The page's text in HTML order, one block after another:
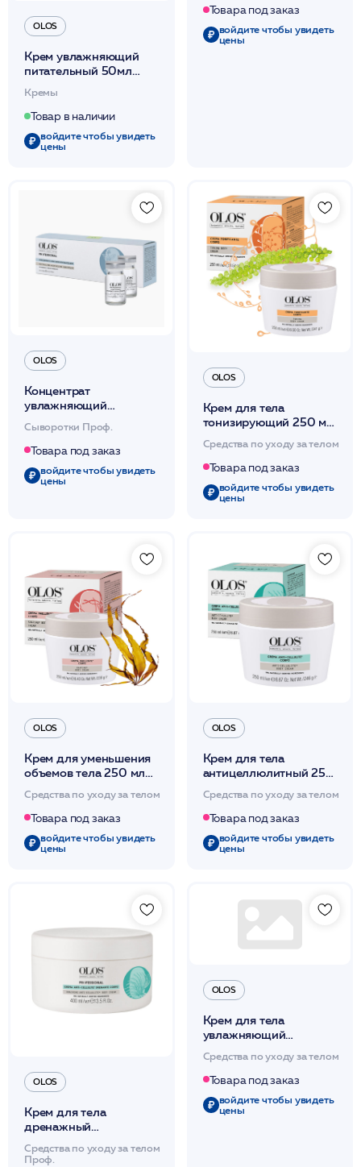
OLOS
Крем увлажняющий
питательный 50мл
/OLOS
Кремы
Товар в наличии
войдите чтобы увидеть
цены
Товара под заказ
войдите чтобы увидеть
цены
OLOS
Концентрат
увлажняющий
шт/5мл /OLOS
Сыворотки Проф.
Товара под заказ
войдите чтобы увидеть
цены
OLOS
Крем для тела
тонизирующий 250 мл
Средства по уходу за телом
Товара под заказ
войдите чтобы увидеть
цены
OLOS
Крем для уменьшения
объемов тела 250 мл
/OLOS
Средства по уходу за телом
Товара под заказ
войдите чтобы увидеть
цены
OLOS
Крем для тела
антицеллюлитный 250
мл /OLOS
Средства по уходу за телом
Товара под заказ
войдите чтобы увидеть
цены
OLOS
Крем для тела
дренажный
антицеллюлитный 400
мл /OLOS
Средства по уходу за телом
Проф.
OLOS
Крем для тела
увлажняющий
питательный 250 мл
/OLOS
Средства по уходу за телом
Товара под заказ
войдите чтобы увидеть
цены